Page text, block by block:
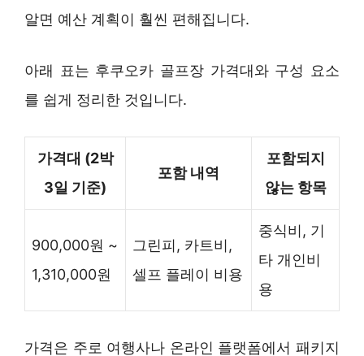
알면 예산 계획이 훨씬 편해집니다.
아래 표는 후쿠오카 골프장 가격대와 구성 요소
를 쉽게 정리한 것입니다.
가격대 (2박
3일 기준)
포함 내역
포함되지
않는 항목
900,000원 ~
1,310,000원
그린피, 카트비,
셀프 플레이 비용
중식비, 기
타 개인비
용
가격은 주로 여행사나 온라인 플랫폼에서 패키지